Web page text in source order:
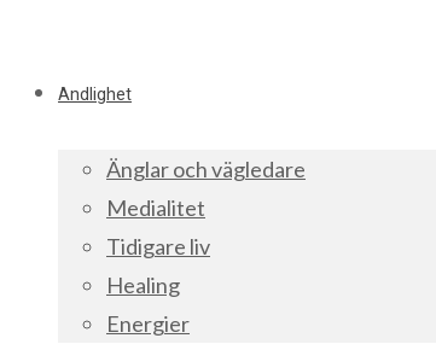
Andlighet
Änglar och vägledare
Medialitet
Tidigare liv
Healing
Energier